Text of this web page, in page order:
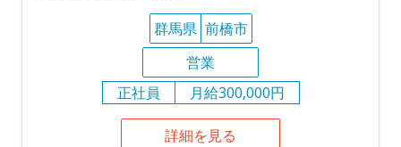
群馬県 前橋市
営業
正社員
月給300,000円
詳細を見る